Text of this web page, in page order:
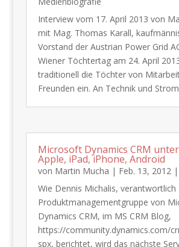
Interview vom 17. April 2013 von
mit Mag. Thomas Karall,
Vorstand der Austrian Power Grid
Wiener Töchtertag am 24. April
traditionell die Töchter von
Freunden ein. An Technik und
Microsoft Dynamics CRM
Apple, iPad, iPhone, Android
von Martin Mucha | Feb. 13, 2012|
​Wie Dennis Michalis, verantwortlich
Produktmanagementgruppe von
Dynamics CRM, im MS CRM Blog,
https://community.dynamics.com/
spx, berichtet, wird das nächste